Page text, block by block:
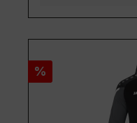
Rabatt
%